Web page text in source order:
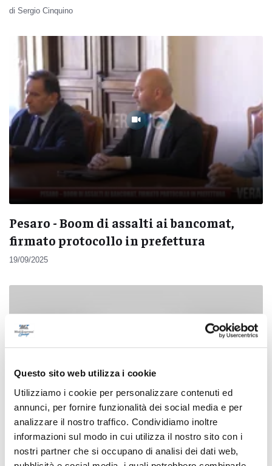
Questo sito web utilizza i cookie
Utilizziamo i cookie per personalizzare contenuti ed
annunci, per fornire funzionalità dei social media e per
analizzare il nostro traffico. Condividiamo inoltre
informazioni sul modo in cui utilizza il nostro sito con i
nostri partner che si occupano di analisi dei dati web,
di Sergio Cinquino
Pesaro - Boom di assalti ai bancomat,
firmato protocollo in prefettura
19/09/2025